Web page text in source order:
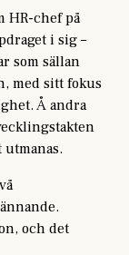
HR-chef på
i sig –
som sällan
med sitt fokus
Å andra
och det